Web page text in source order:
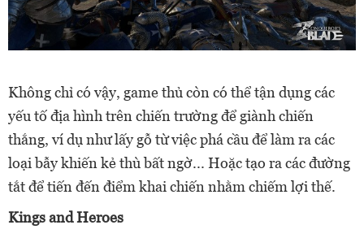
Không chỉ có vậy, game thủ còn có thể tận dụng các
yếu tố địa hình trên chiến trường để giành chiến
thắng, ví dụ như lấy gỗ từ việc phá cầu để làm ra các
loại bẫy khiến kẻ thù bất ngờ... Hoặc tạo ra các đường
tắt để tiến đến điểm khai chiến nhằm chiếm lợi thế.
Kings and Heroes